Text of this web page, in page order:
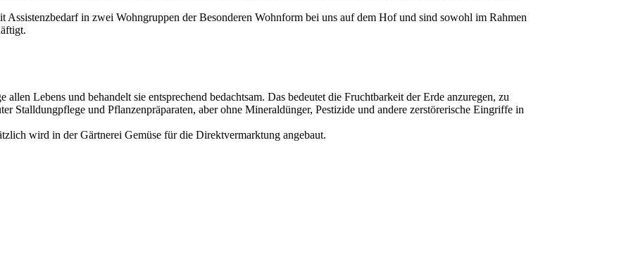
in zwei Wohngruppen der Besonderen Wohnform bei uns auf dem Hof und sind sowohl im Rahmen
Lebens und behandelt sie entsprechend bedachtsam. Das bedeutet die Fruchtbarkeit der Erde anzuregen, zu
Stalldungpflege und Pflanzenpräparaten, aber ohne Mineraldünger, Pestizide und andere zerstörerische Eingriffe in
wird in der Gärtnerei Gemüse für die Direktvermarktung angebaut.